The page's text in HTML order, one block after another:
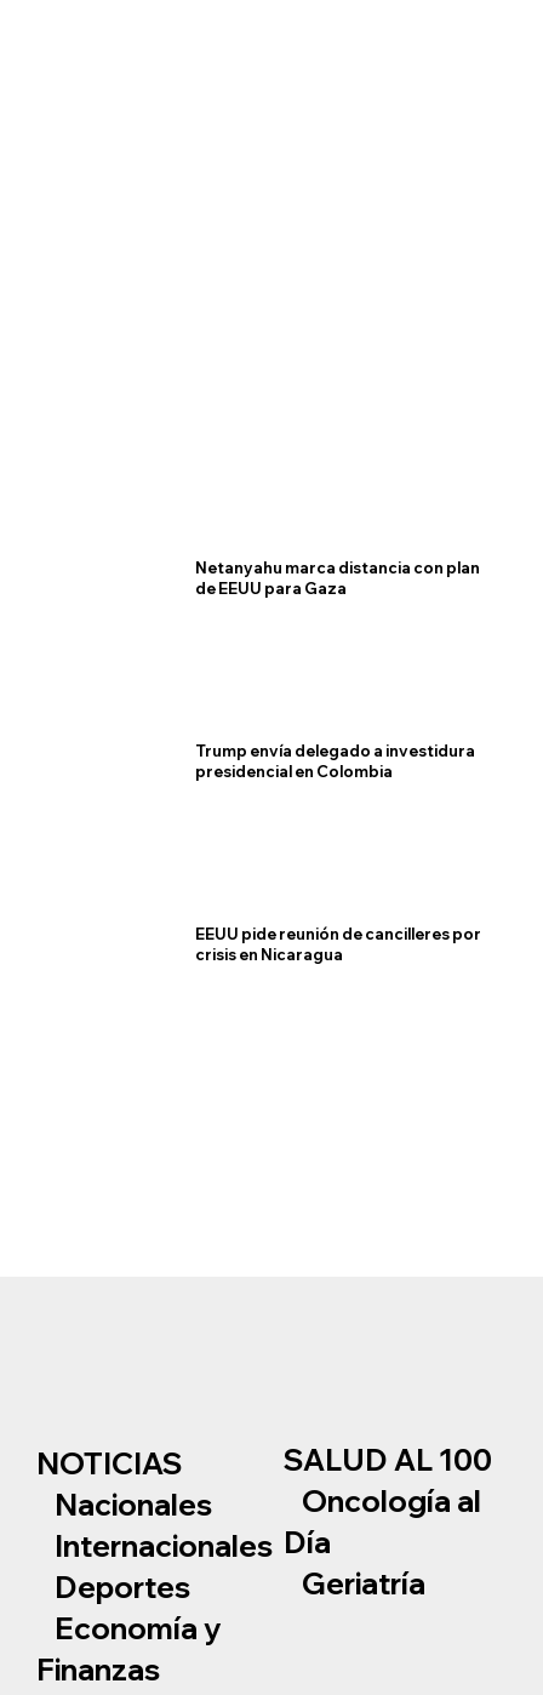
Netanyahu marca distancia con plan
de EEUU para Gaza
Trump envía delegado a investidura
presidencial en Colombia
EEUU pide reunión de cancilleres por
crisis en Nicaragua
NOTICIAS
Nacionales
Internacionales
Deportes
Economía y
Finanzas
SALUD AL 100
Oncología al
Día
Geriatría